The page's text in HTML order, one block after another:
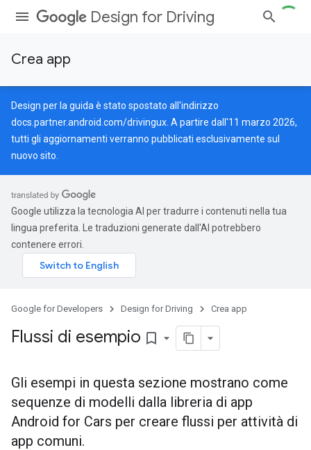
Design for Driving
Crea app
Design per la guida è stato spostato all'indirizzo
docs.partner.android.com/drivingux . A partire dall'11 marzo 2026,
tutti gli aggiornamenti verranno pubblicati esclusivamente sul
nuovo sito.
Google utilizza la tecnologia AI per tradurre i contenuti nella tua
lingua preferita. Le traduzioni generate dall'AI potrebbero
contenere errori.
Google for Developers Design for Driving Crea app
Flussi di esempio bookmark_border
Gli esempi in questa sezione mostrano come
sequenze di modelli dalla libreria di app
Android for Cars per creare flussi per attività di
app comuni.